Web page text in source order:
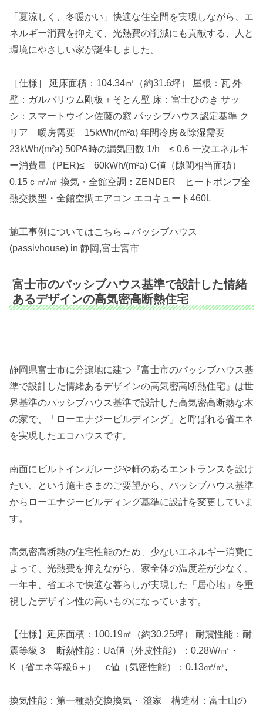
「夏涼しく、冬暖かい」快適な住空間を実現しながら、エ
ネルギー消費を抑えて、光熱費の削減にも貢献する、人と
環境にやさしい家が誕生しました。
［仕様］ 延床面積：104.34㎡（約31.6坪） 屋根：瓦 外
壁：ガルバリウム剛板＋そとん壁 床：富士ひのき サッ
シ：スマートウイン佐藤の窓 パッシブハウス認定基準 ク
リア 暖房需要 15kWh/(m²a) 年間冷房＆除湿需要
23kWh/(m²a) 50PA時の漏気回数 1/h ≤ 0.6 一次エネルギ
ー消費量（PER)≤ 60kWh/(m²a) C値（隙間相当面積）
0.15ｃ㎡/㎡ 換気・全館空調：ZENDER ヒートポンプ全
熱交換型・全館空調エアコン エコキュート460L
施工事例についてはこちら→パッシブハウス
(passivhouse) in 静岡,富士宮市
富士市のパッシブハウス基準で設計した情緒
あるデザインの高気密高断熱住宅
静岡県富士市に分譲地に建つ『富士市のパッシブハウス基
準で設計した情緒あるデザインの高気密高断熱住宅』は世
界基準のパッシブハウス基準で設計した高気密高断熱な木
の家で、「ローエナジービルディング」と呼ばれる省エネ
を実現したエコハウスです。
南面にビルトインガレージや軒のあるエントランスを設け
たい、という施主さまのご要望から、パッシブハウス基準
からローエナジービルディング基準に設計を変更していま
す。
高気密高断熱の住宅性能のため、少ないエネルギー消費に
よって、光熱費を抑えながら、家全体の温度差が少なく、
一年中、省エネで快適な暮らしが実現した「居心地」を重
視したデザイン性の高いものになっています。
【仕様】延床面積：100.19㎡（約30.25坪） 耐震性能：耐
震等級３ 断熱性能：Ua値（外皮性能）：0.28W/㎡・
K（省エネ等級6＋） c値（気密性能）：0.13㎠/㎡,
換気性能：第一種熱交換換気・ 澄家 構造材：富士山の